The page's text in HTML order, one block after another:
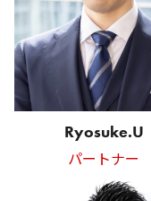
Ryosuke.U
パートナー